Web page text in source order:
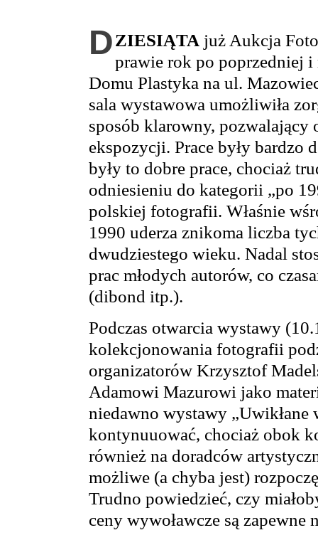
DZIESIĄTA już Aukcja
prawie rok po poprzedniej i
Domu Plastyka na ul.
sala wystawowa umożliwiła
sposób klarowny, pozwalający
ekspozycji. Prace były bardzo
były to dobre prace, chociaż
odniesieniu do kategorii „po
polskiej fotografii. Właśnie
1990 uderza znikoma liczba
dwudziestego wieku. Nadal
prac młodych autorów, co
(dibond itp.).
Podczas otwarcia wystawy
kolekcjonowania fotografii
organizatorów Krzysztof
Adamowi Mazurowi jako
niedawno wystawy „Uwikłane
kontynuuować, chociaż obok
również na doradców
możliwe (a chyba jest)
Trudno powiedzieć, czy
ceny wywoławcze są zapewne